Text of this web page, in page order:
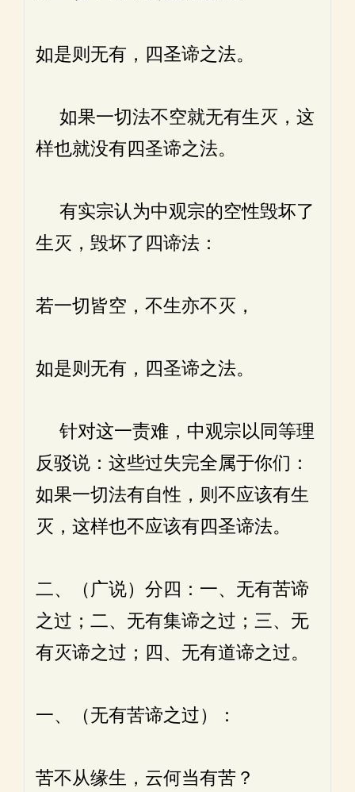
如是则无有，四圣谛之法。
如果一切法不空就无有生灭，这
样也就没有四圣谛之法。
有实宗认为中观宗的空性毁坏了
生灭，毁坏了四谛法：
若一切皆空，不生亦不灭，
如是则无有，四圣谛之法。
针对这一责难，中观宗以同等理
反驳说：这些过失完全属于你们：
如果一切法有自性，则不应该有生
灭，这样也不应该有四圣谛法。
二、（广说）分四：一、无有苦谛
之过；二、无有集谛之过；三、无
有灭谛之过；四、无有道谛之过。
一、（无有苦谛之过）：
苦不从缘生，云何当有苦？